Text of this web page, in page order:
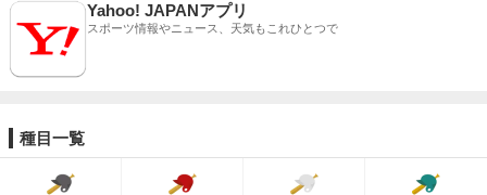
Yahoo! JAPANアプリ
スポーツ情報やニュース、天気もこれひとつで
種目一覧